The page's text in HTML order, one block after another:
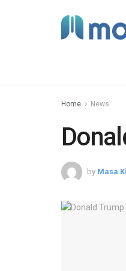
Home News
by Masa